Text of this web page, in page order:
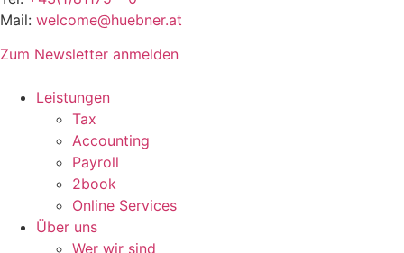
Mail: welcome@huebner.at
Zum Newsletter anmelden
Leistungen
Tax
Accounting
Payroll
2book
Online Services
Über uns
Wer wir sind